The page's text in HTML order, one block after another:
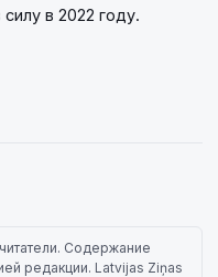
в 2022 году.
Содержание
редакции. Latvijas Ziņas